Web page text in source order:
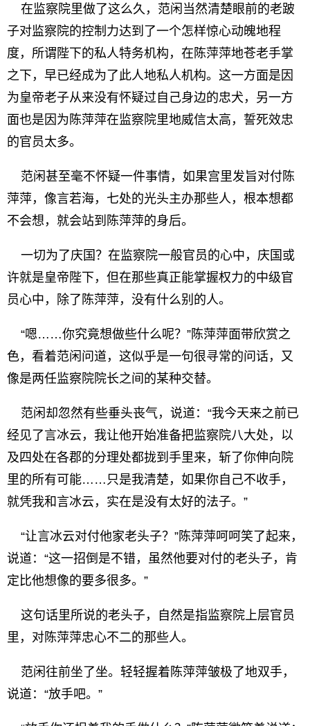
在监察院里做了这么久，范闲当然清楚眼前的老跛
子对监察院的控制力达到了一个怎样惊心动魄地程
度，所谓陛下的私人特务机构，在陈萍萍地苍老手掌
之下，早已经成为了此人地私人机构。这一方面是因
为皇帝老子从来没有怀疑过自己身边的忠犬，另一方
面也是因为陈萍萍在监察院里地威信太高，誓死效忠
的官员太多。
范闲甚至毫不怀疑一件事情，如果宫里发旨对付陈
萍萍，像言若海，七处的光头主办那些人，根本想都
不会想，就会站到陈萍萍的身后。
一切为了庆国？在监察院一般官员的心中，庆国或
许就是皇帝陛下，但在那些真正能掌握权力的中级官
员心中，除了陈萍萍，没有什么别的人。
“嗯……你究竟想做些什么呢？”陈萍萍面带欣赏之
色，看着范闲问道，这似乎是一句很寻常的问话，又
像是两任监察院院长之间的某种交替。
范闲却忽然有些垂头丧气，说道：“我今天来之前已
经见了言冰云，我让他开始准备把监察院八大处，以
及四处在各郡的分理处都拢到手里来，斩了你伸向院
里的所有可能……只是我清楚，如果你自己不收手，
就凭我和言冰云，实在是没有太好的法子。”
“让言冰云对付他家老头子？”陈萍萍呵呵笑了起来，
说道：“这一招倒是不错，虽然他要对付的老头子，肯
定比他想像的要多很多。”
这句话里所说的老头子，自然是指监察院上层官员
里，对陈萍萍忠心不二的那些人。
范闲往前坐了坐。轻轻握着陈萍萍皱极了地双手，
说道：“放手吧。”